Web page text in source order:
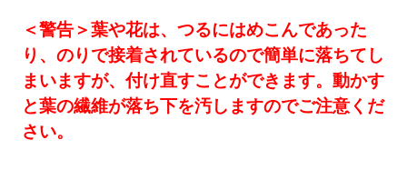
＜警告＞葉や花は、つるにはめこんであった
り、のりで接着されているので簡単に落ちてし
まいますが、付け直すことができます。動かす
と葉の繊維が落ち下を汚しますのでご注意くだ
さい。